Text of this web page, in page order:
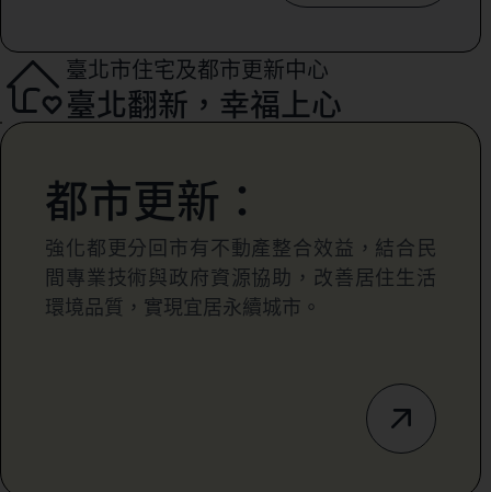
臺北市住宅及都市更新中心
臺北翻新，幸福上心
都市更新：
強化都更分回市有不動產整合效益，結合民
間專業技術與政府資源協助，改善居住生活
環境品質，實現宜居永續城市。